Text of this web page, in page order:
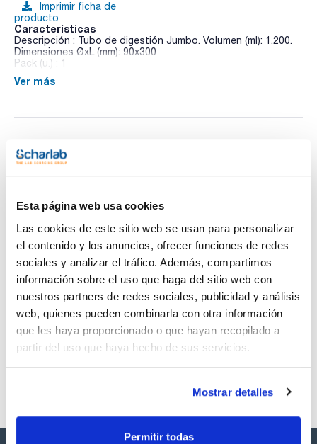
Esta página web usa cookies
Las cookies de este sitio web se usan para personalizar
el contenido y los anuncios, ofrecer funciones de redes
sociales y analizar el tráfico. Además, compartimos
información sobre el uso que haga del sitio web con
nuestros partners de redes sociales, publicidad y análisis
web, quienes pueden combinarla con otra información
que les haya proporcionado o que hayan recopilado a
partir del uso que haya hecho de sus servicios.
Mostrar detalles
Permitir todas
Imprimir ficha de
producto
Características
Descripción : Tubo de digestión Jumbo. Volumen (ml): 1.200.
Dimensiones ØxL (mm): 90x300
Pack (u.) : 1
El destilador VAPODEST® 200 es el destilador por arrastre
acuerdo a la norma ISO 17025. Ejecución manual de dilución,
- Rentabilidad: larga vida útil y costes operativos bajos.
- Seguridad: máxima protección de los usuarios y el entorno.
- Conformidad normativa: supera los requisitos de las
- Potencia (W): 2.200
- Peso (Kg): 34
- Dimensiones AnxAlxPr (mm): 527x697x390
Disponible versión resistente a los ácidos con bombas
especiales para dosificar ácido fosfórico máx. 85% y ácido
clorhídrico máx. 5%, más ácidos a petición.
Ver más
Documentación técnica
TDS / Ficha técnica
Regístrate para
descargas
COA
SDS/ Hoja de seguridad
Regístrate para
descargas
Los productos marcados con esta imagen son
productos marca Scharlau habitualmente en stock,
listos para una entrega inmediata.